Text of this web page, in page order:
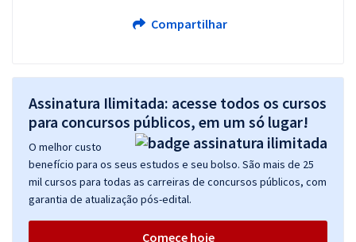
Compartilhar
Assinatura Ilimitada: acesse todos os cursos
para concursos públicos, em um só lugar!
O melhor custo
benefício para os seus estudos e seu bolso. São mais de 25
mil cursos para todas as carreiras de concursos públicos, com
garantia de atualização pós-edital.
Comece hoje